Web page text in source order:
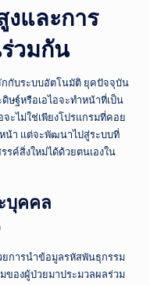
และการ
วมกัน
กับระบบอัตโนมัติ ยุคปัจจุบัน
ฐ์หรือเอไอจะทำหน้าที่เป็น
ะไม่ใช่เพียงโปรแกรมที่คอย
น้า แต่จะพัฒนาไปสู่ระบบที่
รค์สิ่งใหม่ได้ด้วยตนเองใน
บุคคล
ยการนำข้อมูลรหัสพันธุกรรม
ของผู้ป่วยมาประมวลผลร่วม